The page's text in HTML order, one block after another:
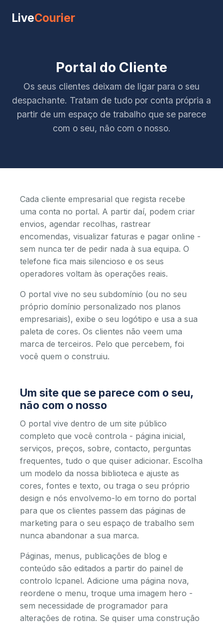
LiveCourier
Portal do Cliente
Os seus clientes deixam de ligar para o seu
despachante. Tratam de tudo por conta própria a
partir de um espaço de trabalho que se parece
com o seu, não com o nosso.
Cada cliente empresarial que regista recebe
uma conta no portal. A partir daí, podem criar
envios, agendar recolhas, rastrear
encomendas, visualizar faturas e pagar online -
sem nunca ter de pedir nada à sua equipa. O
telefone fica mais silencioso e os seus
operadores voltam às operações reais.
O portal vive no seu subdomínio (ou no seu
próprio domínio personalizado nos planos
empresariais), exibe o seu logótipo e usa a sua
paleta de cores. Os clientes não veem uma
marca de terceiros. Pelo que percebem, foi
você quem o construiu.
Um site que se parece com o seu,
não com o nosso
O portal vive dentro de um site público
completo que você controla - página inicial,
serviços, preços, sobre, contacto, perguntas
frequentes, tudo o que quiser adicionar. Escolha
um modelo da nossa biblioteca e ajuste as
cores, fontes e texto, ou traga o seu próprio
design e nós envolvemo-lo em torno do portal
para que os clientes passem das páginas de
marketing para o seu espaço de trabalho sem
nunca abandonar a sua marca.
Páginas, menus, publicações de blog e
conteúdo são editados a partir do painel de
controlo lcpanel. Adicione uma página nova,
reordene o menu, troque uma imagem hero -
sem necessidade de programador para
alterações de rotina. Se quiser uma construção